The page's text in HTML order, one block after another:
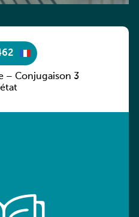
– Conjugaison 3